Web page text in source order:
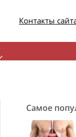
Контакты
Самое